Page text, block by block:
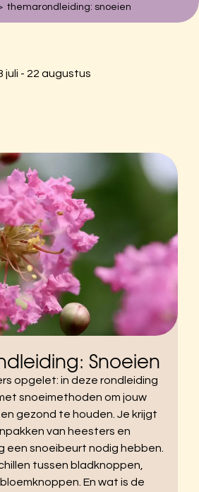
Amsterdam
themarondleiding: snoeien
juli - 22 augustus
Snoeien
opgelet: in deze rondleiding
snoeimethoden om jouw
gezond te houden. Je krijgt
van heesters en
een snoeibeurt nodig hebben.
tussen bladknoppen,
En wat is de